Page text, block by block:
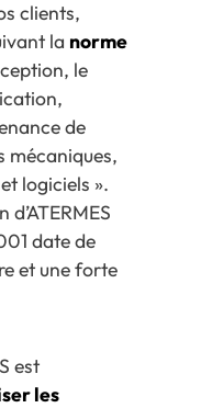
clients,
la norme
le
de
mécaniques,
logiciels ».
date de
et une forte
est
les